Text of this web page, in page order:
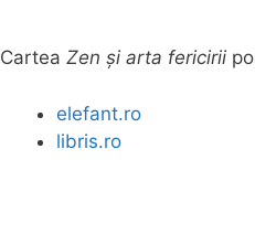
Cartea Zen și arta fericirii
elefant.ro
libris.ro